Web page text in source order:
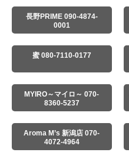
長野PRIME 090-4874-
0001
蜜 080-7110-0177
MYIRO～マイロ～ 070-
8360-5237
Aroma M’s 新潟店 070-
4072-4964